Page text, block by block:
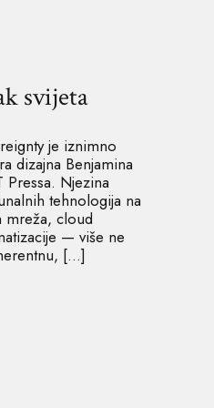
svijeta
je iznimno
dizajna Benjamina
Pressa. Njezina
tehnologija na
cloud
— više ne
[…]